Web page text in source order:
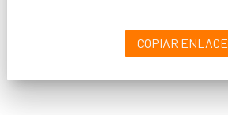
COPIAR ENLACE